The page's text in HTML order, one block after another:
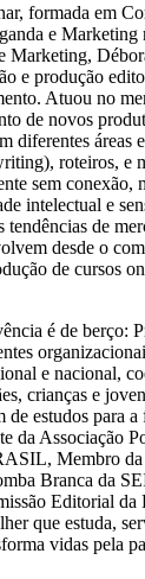
formada em
e
Marketing,
e produção
Atuou no
de novos
diferentes áreas
roteiros, e
sem conexão,
intelectual e
de
desde o
de cursos
é de berço:
e nacional,
crianças e
de estudos para
da Associação
Membro da
Branca da
Editorial da
que estuda,
vidas pela